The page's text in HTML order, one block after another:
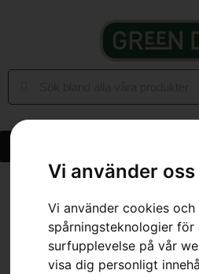
Vi använder
Vi använder cookies och
spårningsteknologier
surfupplevelse på vår
visa dig personligt
»Webbutik»Trädgård »